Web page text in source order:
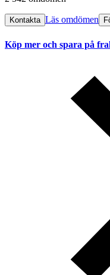
Kontakta Läs omdömen
Köp mer och spara på